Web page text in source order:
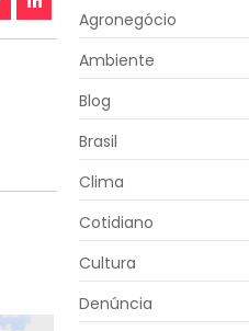
Agronegócio
Ambiente
Blog
Brasil
Clima
Cotidiano
Cultura
Denúncia